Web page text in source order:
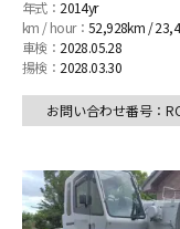
年式： 2014yr
km / hour： 52,928km /
車検： 2028.05.28
揚検： 2028.03.30
お問い合わせ番号：